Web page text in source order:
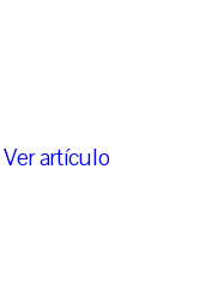
Ver artículo